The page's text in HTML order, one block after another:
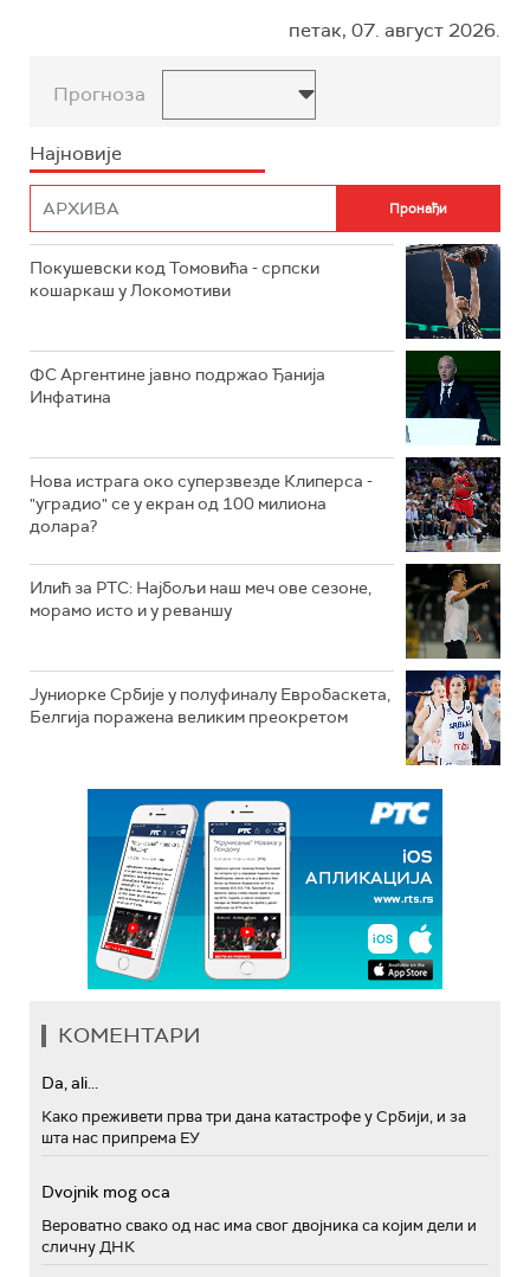
петак, 07. август 2026.
Прогноза
Најновије
Покушевски код Томовића - српски
кошаркаш у Локомотиви
ФС Аргентине јавно подржао Ђанија
Инфатина
Нова истрага око суперзвезде Клиперса -
"уградио" се у екран од 100 милиона
долара?
Илић за РТС: Најбољи наш меч ове сезоне,
морамо исто и у реваншу
Јуниорке Србије у полуфиналу Евробаскета,
Белгија поражена великим преокретом
КОМЕНТАРИ
Da, ali...
Како преживети прва три дана катастрофе у Србији, и за
шта нас припрема ЕУ
Dvojnik mog oca
Вероватно свако од нас има свог двојника са којим дели и
сличну ДНК